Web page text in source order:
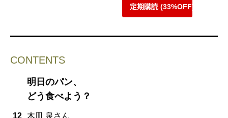
定期購読 (33%OFF)
CONTENTS
明日のパン、
どう食べよう？
12 木皿 泉さん